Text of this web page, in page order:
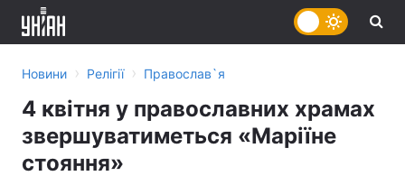
Новини › Релігії › Православ`я
4 квітня у православних храмах
звершуватиметься «Маріїне
стояння»